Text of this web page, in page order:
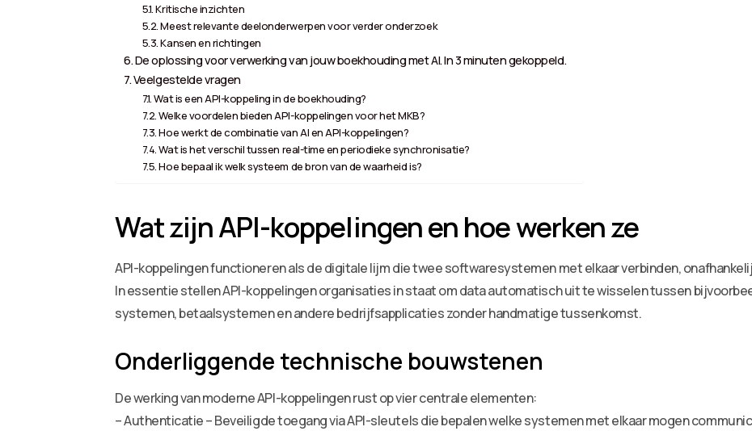
Kritische inzichten
Meest relevante deelonderwerpen voor verder onderzoek
Kansen en richtingen
De oplossing voor verwerking van jouw boekhouding met AI. In 3 minuten gekoppeld.
Veelgestelde vragen
Wat is een API-koppeling in de boekhouding?
Welke voordelen bieden API-koppelingen voor het MKB?
Hoe werkt de combinatie van AI en API-koppelingen?
Wat is het verschil tussen real-time en periodieke synchronisatie?
Hoe bepaal ik welk systeem de bron van de waarheid is?
Wat zijn API-koppelingen en hoe werken ze
API-koppelingen functioneren als de digitale lijm die twee softwaresystemen met elkaar verbinden,
In essentie stellen API-koppelingen organisaties in staat om data automatisch uit te wisselen tussen
systemen, betaalsystemen en andere bedrijfsapplicaties zonder handmatige tussenkomst.
Onderliggende technische bouwstenen
De werking van moderne API-koppelingen rust op vier centrale elementen:
– Authenticatie – Beveiligde toegang via API-sleutels die bepalen welke systemen met elkaar mogen